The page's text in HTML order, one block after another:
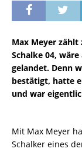
Max Meyer
Schalke 04,
gelandet. Denn
bestätigt, hatte
und war
Mit Max Meyer
Schalker eines